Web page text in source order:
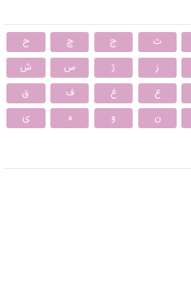
ث ج چ
ح
ز ژ س
ش
ع غ ف
ق
ن و ه ی